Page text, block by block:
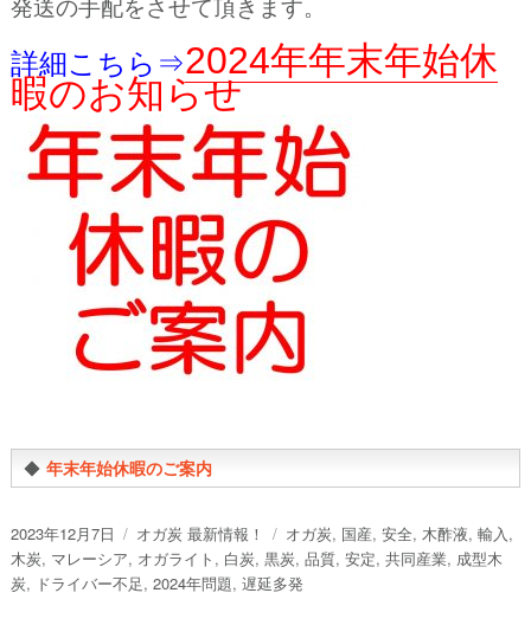
発送の手配をさせて頂きます。
詳細こちら⇒2024年年末年始休
暇のお知らせ
◆ 年末年始休暇のご案内
投
稿
日:
2023年12月7日
カ
テ
ゴ
オガ炭 最新情報！
タ
グ
オガ炭, 国産, 安全, 木酢液, 輸入,
木炭, マレーシア, オガライト , 白炭, 黒炭, 品質, 安定, 共同産業, 成型木
炭, ドライバー不足, 2024年問題, 遅延多発